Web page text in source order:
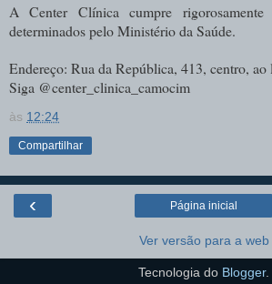
A Center Clínica cumpre
determinados pelo Ministério da Saúde.
Endereço: Rua da República, 413, centro,
Siga @center_clinica_camocim
às 12:24
Compartilhar
‹ Página inicial
Ver versão para a web
Tecnologia do Blogger.